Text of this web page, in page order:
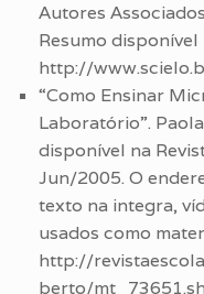
Autores
Resumo disponível
http://
“Como Ensinar
Laboratório”.
disponível na
Jun/2005. O
texto na integra,
usados como
http://
berto/